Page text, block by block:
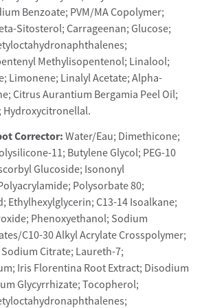
Benzoate; PVM/MA Copolymer;
Sitosterol; Carrageenan; Glucose;
Methylisopentenol; Linalool;
Limonene; Linalyl Acetate; Alpha-
Citrus Aurantium Bergamia Peel Oil;
Hydroxycitronellal.
Corrector: Water/Eau; Dimethicone;
11; Butylene Glycol; PEG-10
Glucoside; Isononyl
Polysorbate 80;
Ethylhexylglycerin; C13-14 Isoalkane;
Phenoxyethanol; Sodium
C10-30 Alkyl Acrylate Crosspolymer;
Citrate; Laureth-7;
Iris Florentina Root Extract; Disodium
Glycyrrhizate; Tocopherol;